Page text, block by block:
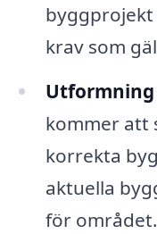
byggprojekt
krav som
kommer att
korrekta
aktuella
för området.